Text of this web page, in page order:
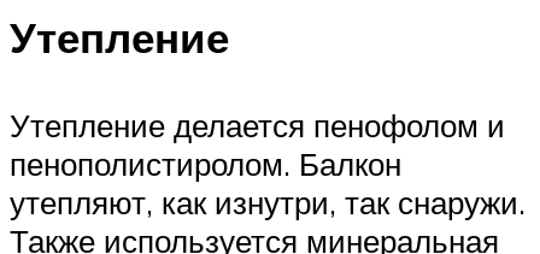
Утепление
Утепление делается пенофолом и
пенополистиролом. Балкон
утепляют, как изнутри, так снаружи.
Также используется минеральная